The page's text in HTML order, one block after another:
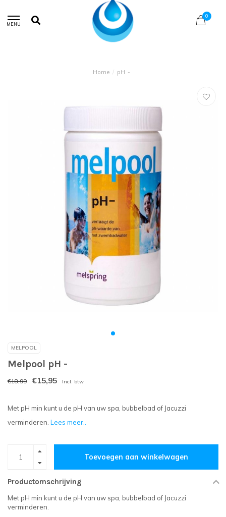
MENU
0
Home / pH -
MELPOOL
Melpool pH -
€18,99 €15,95 Incl. btw
Met pH min kunt u de pH van uw spa, bubbelbad of Jacuzzi
verminderen. Lees meer..
Toevoegen aan winkelwagen
Productomschrijving
Met pH min kunt u de pH van uw spa, bubbelbad of Jacuzzi
verminderen.